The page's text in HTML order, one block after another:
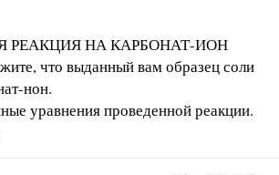
РЕАКЦИЯ НА КАРБОНАТ-ИОН
что выданный вам образец соли
нон.
уравнения проведенной реакции.